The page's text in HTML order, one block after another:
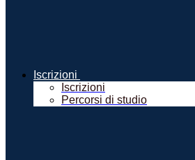
Iscrizioni
Iscrizioni
Percorsi di studio